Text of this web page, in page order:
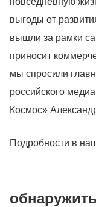
выгоды от
вышли за рамки
приносит
мы спросили
российского
Космос»
Подробности в
обнаружить